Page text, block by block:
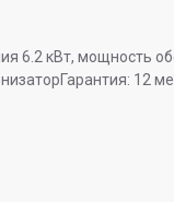
6.2 кВт, мощность
12